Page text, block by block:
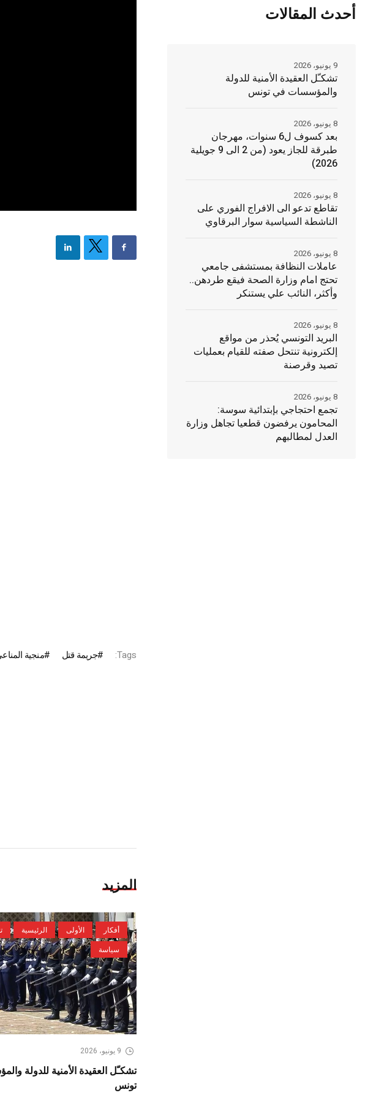
Tags: جريمة قتل منجية
المزيد
أفكار الأولى الرئيسية
سياسة
9 يونيو، 2026
تشكـّل العقيدة الأمنية للدولة
تونس
أحدث المقالات
تشكـّل العقيدة الأمنية للدولة
والمؤسسات في تونس
9 يونيو، 2026
بعد كسوف ل6 سنوات، مهرجان
طبرقة للجاز يعود (من 2 الى 9 جويلية
2026)
8 يونيو، 2026
تقاطع تدعو الى الافراج الفوري على
الناشطة السياسية سوار البرقاوي
8 يونيو، 2026
عاملات النظافة بمستشفى جامعي
تحتج امام وزارة الصحة فيقع طردهن..
وأكثر، النائب علي يستنكر
8 يونيو، 2026
البريد التونسي يُحذر من مواقع
إلكترونية تنتحل صفته للقيام بعمليات
تصيد وقرصنة
8 يونيو، 2026
تجمع احتجاجي بإبتدائية سوسة:
المحامون يرفضون قطعيا تجاهل وزارة
العدل لمطالبهم
8 يونيو، 2026